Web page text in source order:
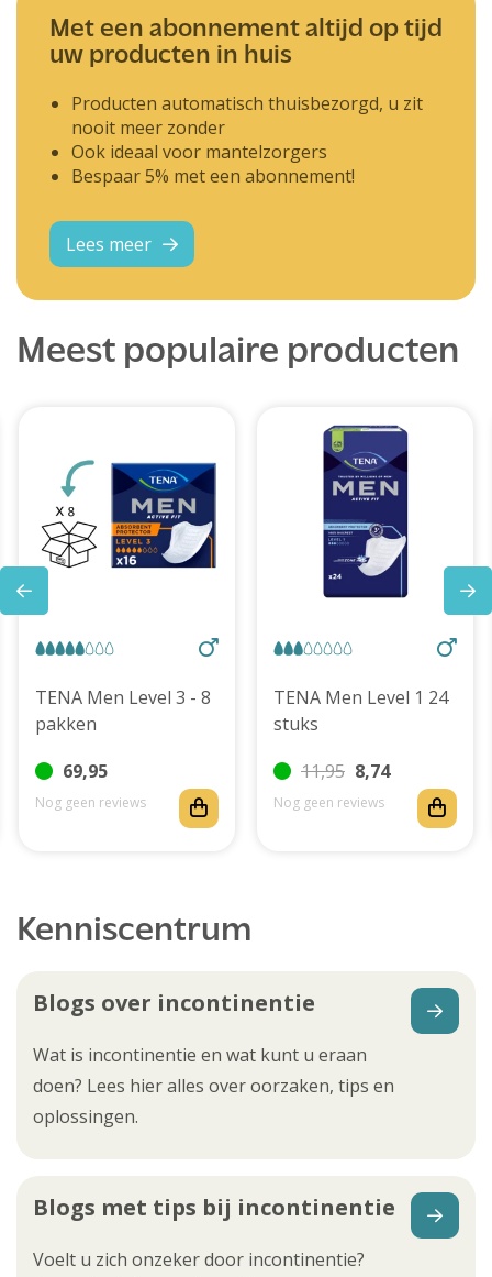
Met een abonnement altijd op tijd
uw producten in huis
Producten automatisch thuisbezorgd, u zit
nooit meer zonder
Ook ideaal voor mantelzorgers
Bespaar 5% met een abonnement!
Lees meer
Meest populaire producten
TENA Men Level 3 - 8
pakken
69,95
Nog geen reviews
TENA Men Level 1 24
stuks
11,95 8,74
Nog geen reviews
Kenniscentrum
Blogs over incontinentie
Wat is incontinentie en wat kunt u eraan
doen? Lees hier alles over oorzaken, tips en
oplossingen.
Blogs met tips bij incontinentie
Voelt u zich onzeker door incontinentie?